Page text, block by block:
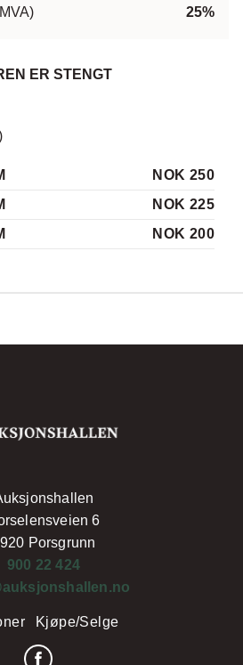
25%
ER STENGT
NOK 250
NOK 225
NOK 200
6
Porsgrunn
900 22 424
Kjøpe/Selge